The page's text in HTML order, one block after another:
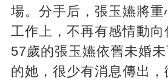
場。分手后，張玉嬿將重
工作上，不再有感情動向
57歲的張玉嬿依舊未婚
的她，很少有消息傳出